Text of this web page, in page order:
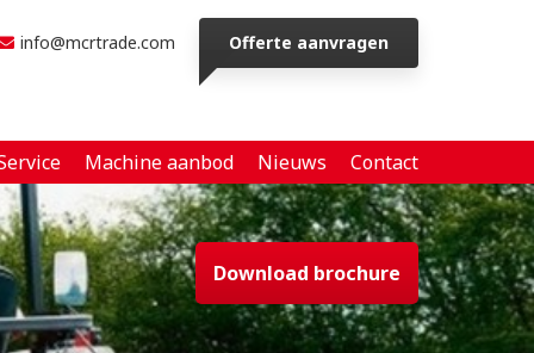
info@mcrtrade.com Offerte aanvragen
Machine aanbod Nieuws Contact
Download brochure